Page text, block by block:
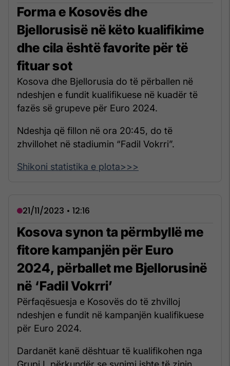
Forma e Kosovës dhe
Bjellorusisë në këto kualifikime
dhe cila është favorite për të
fituar sot
Kosova dhe Bjellorusia do të përballen në
ndeshjen e fundit kualifikuese në kuadër të
fazës së grupeve për Euro 2024.
Ndeshja që fillon në ora 20:45, do të
zhvillohet në stadiumin “Fadil Vokrri”.
Shikoni statistika e plota>>>
21/11/2023 • 12:16
Kosova synon ta përmbyllë me
fitore kampanjën për Euro
2024, përballet me Bjellorusinë
në ‘Fadil Vokrri’
Përfaqësuesja e Kosovës do të zhvilloj
ndeshjen e fundit në kampanjën kualifikuese
për Euro 2024.
Dardanët kanë dështuar të kualifikohen nga